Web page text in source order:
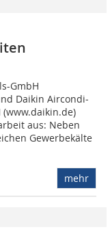
GmbH
Daikin Aircondi­
aus: Neben
Gewerbekälte
mehr